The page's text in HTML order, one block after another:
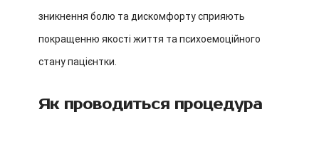
зникнення болю та дискомфорту сприяють
покращенню якості життя та психоемоційного
стану пацієнтки.
Як проводиться процедура